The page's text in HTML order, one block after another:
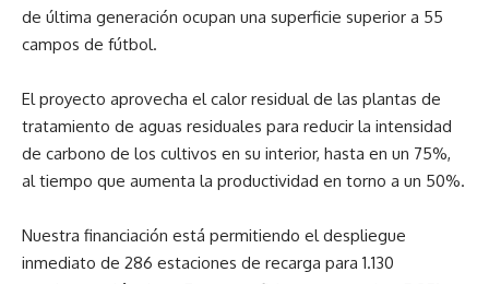
de última generación ocupan una superficie superior a 55
campos de fútbol.
El proyecto aprovecha el calor residual de las plantas de
tratamiento de aguas residuales para reducir la intensidad
de carbono de los cultivos en su interior, hasta en un 75%,
al tiempo que aumenta la productividad en torno a un 50%.
Nuestra financiación está permitiendo el despliegue
inmediato de 286 estaciones de recarga para 1.130